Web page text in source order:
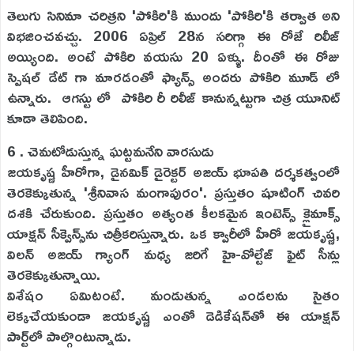
తెలుగు సినిమా చరిత్రని 'పోకిరి'కి ముందు 'పోకిరి'కి తర్వాత అని
విభజించవచ్చు. 2006 ఏప్రిల్ 28న సరిగ్గా ఈ రోజే రిలీజ్
అయ్యింది. అంటే పోకిరి వయసు 20 ఏళ్ళు. దీంతో ఈ రోజు
స్పెషల్ డేట్ గా మారడంతో ఫ్యాన్స్ అందరు పోకిరి మూడ్ లో
ఉన్నారు. ఆగస్టు లో పోకిరి రీ రిలీజ్ కానున్నట్టుగా చిత్ర యూనిట్
కూడా తెలిపింది.
6 . చెమటోడుస్తున్న ఘట్టమనేని వారసుడు
జయకృష్ణ హీరోగా, డైనమిక్ డైరెక్టర్ అజయ్ భూపతి దర్శకత్వంలో
తెరకెక్కుతున్న 'శ్రీనివాస మంగాపురం'. ప్రస్తుతం షూటింగ్ చివరి
దశకి చేరుకుంది. ప్రస్తుతం అత్యంత కీలకమైన ఇంటెన్స్ క్లైమాక్స్
యాక్షన్ సీక్వెన్స్‌ను చిత్రీకరిస్తున్నారు. ఒక క్వారీలో హీరో జయకృష్ణ,
విలన్ అజయ్ గ్యాంగ్ మధ్య జరిగే హై-వోల్టేజ్ ఫైట్ సీన్లు
తెరకెక్కుతున్నాయి.
విశేషం ఏమిటంటే. మండుతున్న ఎండలను సైతం
లెక్కచేయకుండా జయకృష్ణ ఎంతో డెడికేషన్‌తో ఈ యాక్షన్
పార్ట్‌లో పాల్గొంటున్నాడు.